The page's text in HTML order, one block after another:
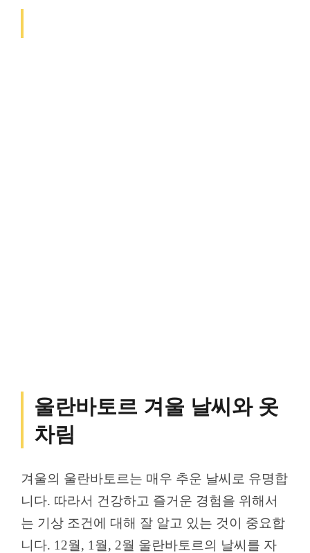
울란바토르 겨울 날씨와 옷
차림
겨울의 울란바토르는 매우 추운 날씨로 유명합
니다. 따라서 건강하고 즐거운 경험을 위해서
는 기상 조건에 대해 잘 알고 있는 것이 중요합
니다. 12월, 1월, 2월 울란바토르의 날씨를 자